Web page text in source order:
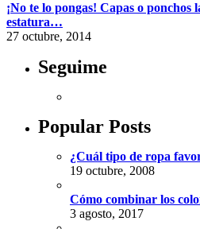
¡No te lo pongas! Capas o ponchos
estatura…
27 octubre, 2014
Seguime
Popular Posts
¿Cuál tipo de ropa
19 octubre, 2008
Cómo combinar los
3 agosto, 2017